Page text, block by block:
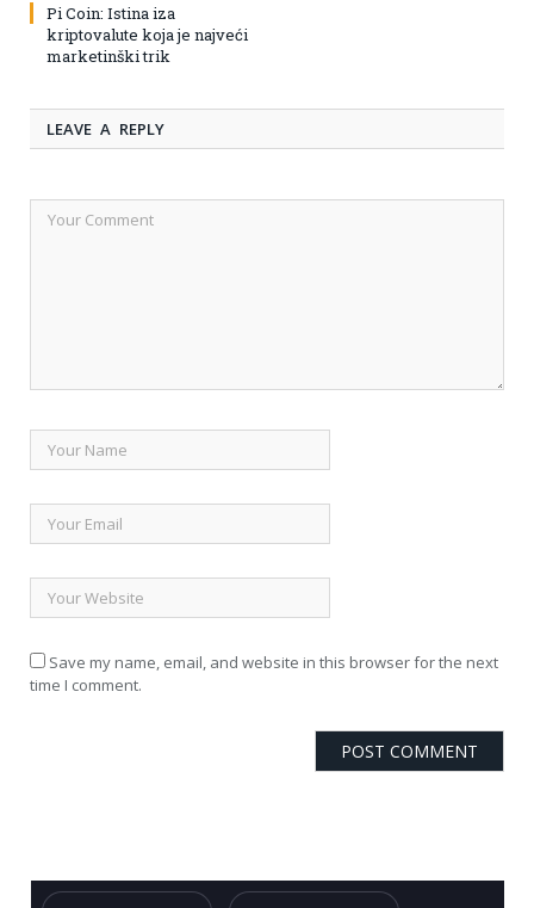
Pi Coin: Istina iza
kriptovalute koja je najveći
marketinški trik
LEAVE A REPLY
Save my name, email, and website in this browser for the next
time I comment.